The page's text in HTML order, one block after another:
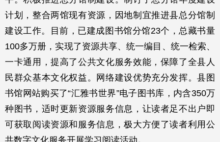
计划，整合两馆现有资源，因地制宜推进县总分馆制
建设工作。目前，已建成图书馆分馆23个，总藏书量
100多万册，实现了资源共享、统一编目、统一检索、
一卡通用，提高了公共文化服务效能，保障了全县人
民群众基本文化权益。网络建设优势充分发挥。县图
书馆网站购买了“汇雅书世界”电子图书库，内含350万
种图书，适时更新资源服务信息，让读者足不出户即
可获取阅读资源和服务信息，极大方便了读者利用公
共数字文化服务开展学习阅读活动。